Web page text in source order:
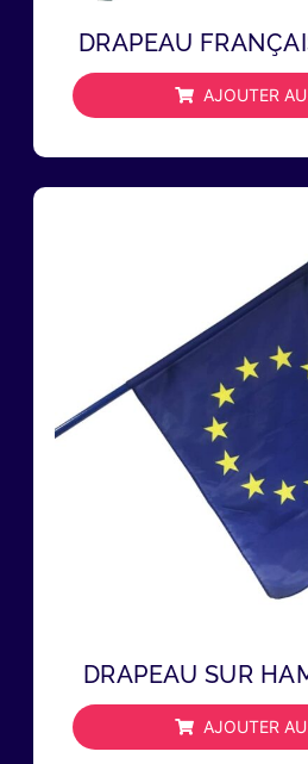
DRAPEAU
AJOUTER
DRAPEAU SUR
AJOUTER